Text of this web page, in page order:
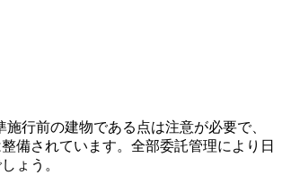
行前の建物である点は注意が必要で、
備されています。全部委託管理により日
ょう。